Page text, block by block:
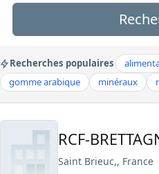
Recherches populaires
gomme arabique
minéraux
RCF-
Saint Brieuc,, France